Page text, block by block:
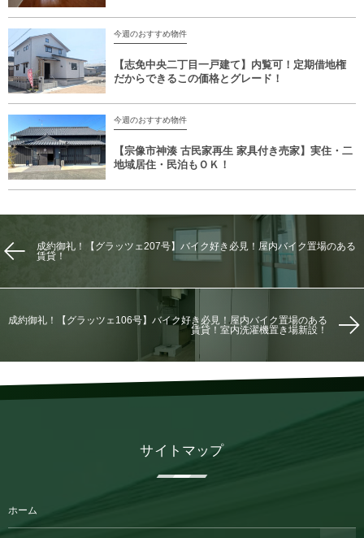
今週のおすすめ物件
【志免中央二丁目一戸建て】内覧可！定期借地権
だからできるこの価格とグレード！
今週のおすすめ物件
【宗像市神湊 古民家再生 家具付き売家】実住・二
地域居住・民泊もＯＫ！
成約御礼！【グラッツェ207号】バイク好き必見！屋内バイク置場のある
賃貸！
成約御礼！【グラッツェ106号】バイク好き必見！屋内バイク置場のある
賃貸！室内洗濯機置き場新設！
サイトマップ
ホーム